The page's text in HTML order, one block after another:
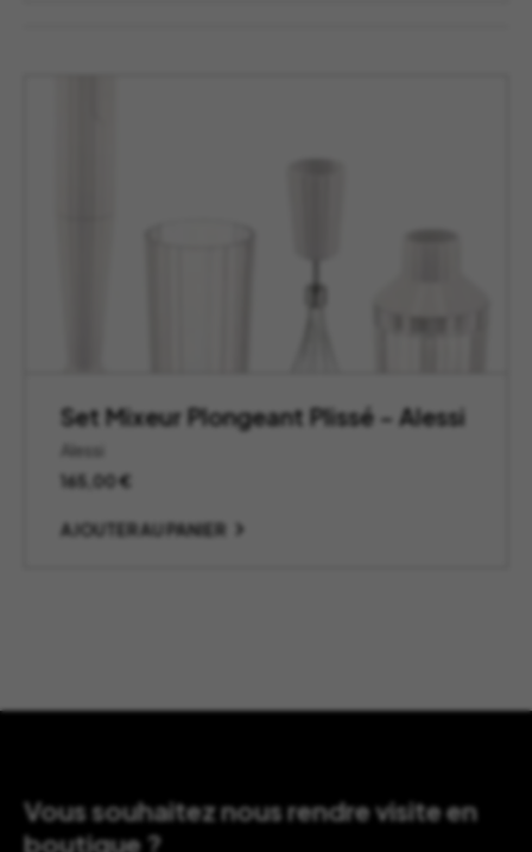
Set Mixeur Plongeant Plissé – Alessi
Alessi
165,00€
AJOUTER AU PANIER
Vous souhaitez nous rendre visite en
boutique ?